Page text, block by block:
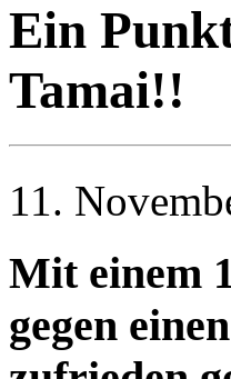
Ein
Tamai!!
11.
Mit einem
gegen